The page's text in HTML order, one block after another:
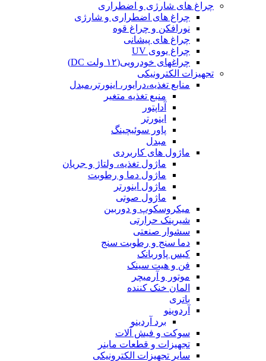
چراغ های شارژی و اضطراری
چراغ های اضطراری و شارژی
نورافکن و چراغ قوه
چراغ های پیشانی
چراغ یووی UV
چراغهای خودرویی(۱۲ ولت DC)
تجهیزات الکترونیکی
منابع تغذیه،درایور، اینورتر،مبدل
منبع تغذیه متغیر
آداپتور
اینورتر
پاور سوئیچینگ
مبدل
ماژول های کاربردی
ماژول تغذیه، ولتاژ و جریان
ماژول دما و رطوبت
ماژول اینورتر
ماژول صوتی
میکروسکوپ و دوربین
شیرینک حرارتی
سشوار صنعتی
دما سنج و رطوبت سنج
کیس پاوربانک
فن و هیت سینک
موتور و آرمیچر
المان خنک کننده
باتری
آردوینو
برد آردینو
سوکت و فیش آلات
تجهیزات و قطعات ماینر
سایر تجهیزات الکترونیکی